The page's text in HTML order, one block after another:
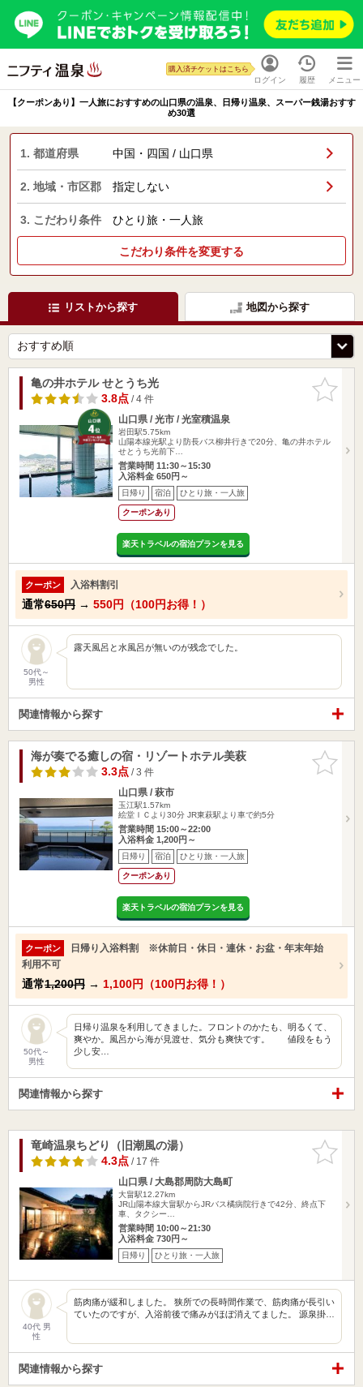
ログイン
購入済チケットはこちら
履歴 メニュー
【クーポンあり】一人旅におすすめの山口県の温泉、日帰り温泉、スーパー銭湯おすす
め30選
1. 都道府県 中国・四国 / 山口県
2. 地域・市区郡 指定しない
3. こだわり条件 ひとり旅・一人旅
こだわり条件を変更する
リストから探す 地図から探す
お気に入
りに追加
亀の井ホテル せとうち光
3.8点/ 4 件
山口県 / 光市 / 光室積温泉
岩田駅5.75km
山陽本線光駅より防長バス柳井行きで20分、亀の井ホテル
せとうち光前下…
営業時間 11:30～15:30
入浴料金 650円～
日帰り 宿泊 ひとり旅・一人旅
クーポンあり
楽天トラベルの宿泊プランを見る
クーポン 入浴料割引
通常650円 → 550円（100円お得！）
50代～
男性
露天風呂と水風呂が無いのが残念でした。
関連情報から探す
お気に入
りに追加
海が奏でる癒しの宿・リゾートホテル美萩
3.3点/ 3 件
山口県 / 萩市
玉江駅1.57km
絵堂ＩＣより30分 JR東萩駅より車で約5分
営業時間 15:00～22:00
入浴料金 1,200円～
日帰り 宿泊 ひとり旅・一人旅
クーポンあり
楽天トラベルの宿泊プランを見る
クーポン
日帰り入浴料割 ※休前日・休日・連休・お盆・年末年始
利用不可
通常1,200円 → 1,100円（100円お得！）
50代～
男性
日帰り温泉を利用してきました。フロントのかたも、明るくて、
爽やか。風呂から海が見渡せ、気分も爽快です。 値段をもう
少し安…
関連情報から探す
お気に入
りに追加
竜崎温泉ちどり（旧潮風の湯）
4.3点/ 17 件
山口県 / 大島郡周防大島町
大畠駅12.27km
JR山陽本線大畠駅からJRバス橘病院行きで42分、終点下
車、タクシー…
営業時間 10:00～21:30
入浴料金 730円～
日帰り ひとり旅・一人旅
40代 男
性
筋肉痛が緩和しました。 狭所での長時間作業で、筋肉痛が長引い
ていたのですが、入浴前後で痛みがほぼ消えてました。 源泉掛…
関連情報から探す